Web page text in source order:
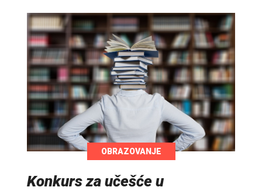
OBRAZOVANJE
Konkurs za učešće u